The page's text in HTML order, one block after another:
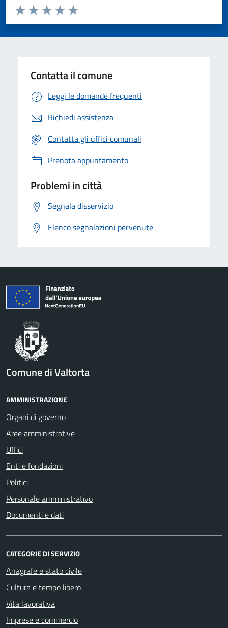
Valuta da 1 a 5 stelle la pagina
Valuta 5 stelle su 5
Valuta 4 stelle su 5
Valuta 3 stelle su 5
Valuta 2 stelle su 5
Valuta 1 stelle su 5
Contatta il comune
Leggi le domande frequenti
Richiedi assistenza
Contatta gli uffici comunali
Prenota appuntamento
Problemi in città
Segnala disservizio
Elenco segnalazioni pervenute
Comune di Valtorta
AMMINISTRAZIONE
Organi di governo
Aree amministrative
Uffici
Enti e fondazioni
Politici
Personale amministrativo
Documenti e dati
CATEGORIE DI SERVIZIO
Anagrafe e stato civile
Cultura e tempo libero
Vita lavorativa
Imprese e commercio